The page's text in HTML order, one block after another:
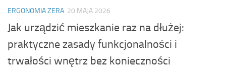
ERGONOMIA ZERA 20 MAJA 2026
Jak urządzić mieszkanie raz na dłużej:
praktyczne zasady funkcjonalności i
trwałości wnętrz bez konieczności